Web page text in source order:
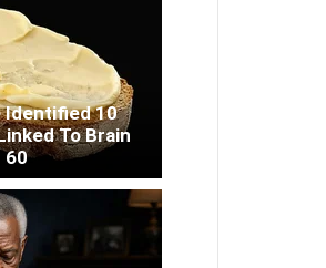
Identified 10
To Brain
60